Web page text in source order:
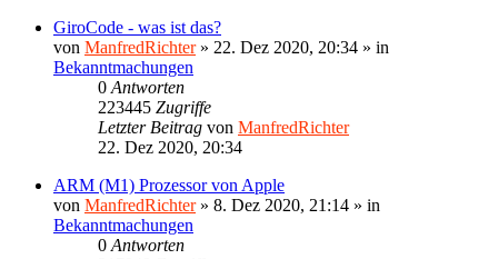
GiroCode - was ist das?
von ManfredRichter» 22. Dez 2020, 20:34 » in
Bekanntmachungen
0 Antworten
223445 Zugriffe
Letzter Beitrag von ManfredRichter
22. Dez 2020, 20:34
ARM (M1) Prozessor von Apple
von ManfredRichter» 8. Dez 2020, 21:14 » in
Bekanntmachungen
0 Antworten